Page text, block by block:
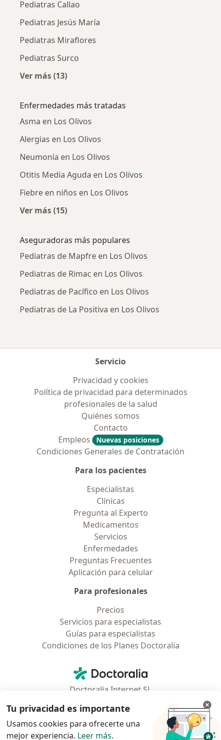
Pediatras Callao
Pediatras Jesús María
Pediatras Miraflores
Pediatras Surco
Ver más (13)
Enfermedades más tratadas
Asma en Los Olivos
Alergias en Los Olivos
Neumonía en Los Olivos
Otitis Media Aguda en Los Olivos
Fiebre en niños en Los Olivos
Ver más (15)
Aseguradoras más populares
Pediatras de Mapfre en Los Olivos
Pediatras de Rimac en Los Olivos
Pediatras de Pacífico en Los Olivos
Pediatras de La Positiva en Los Olivos
Servicio
Privacidad y cookies
Política de privacidad para determinados
profesionales de la salud
Quiénes somos
Contacto
Empleos
Nuevas posiciones
Condiciones Generales de Contratación
Para los pacientes
Especialistas
Clínicas
Pregunta al Experto
Medicamentos
Servicios
Enfermedades
Preguntas Frecuentes
Aplicación para celular
Para profesionales
Precios
Servicios para especialistas
Guías para especialistas
Condiciones de los Planes Doctoralia
Doctoralia - Página de inicio
Doctoralia Internet SL
08019 Barcelona, Spain
Tu privacidad es importante
Usamos cookies para ofrecerte una
mejor experiencia. Leer más.